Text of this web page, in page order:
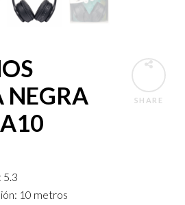
SHARE
NEGRA
5.3
10 metros